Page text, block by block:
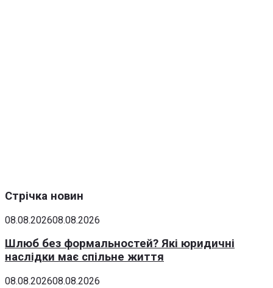
Стрічка новин
08.08.202608.08.2026
Шлюб без формальностей? Які юридичні
наслідки має спільне життя
08.08.202608.08.2026